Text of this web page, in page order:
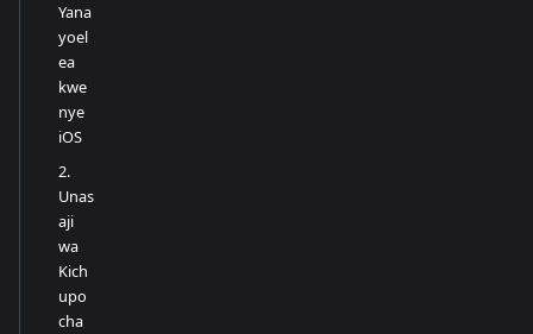
Yana
yoel
ea
kwe
nye
iOS
2.
Unas
aji
wa
Kich
upo
cha